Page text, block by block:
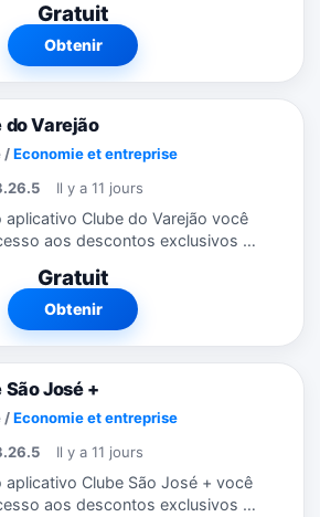
dentro das
e campanhas que estão
Gratuit
Obtenir
do Varejão
/Economie et entreprise
Il y a 11 jours
aplicativo Clube do Varejão você
aos descontos exclusivos do
por dentro das promoções e
que estão rolando....
Gratuit
Obtenir
São José +
/Economie et entreprise
Il y a 11 jours
aplicativo Clube São José + você
aos descontos exclusivos do